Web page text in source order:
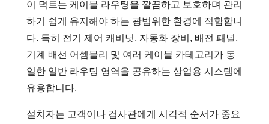
이 덕트는 케이블 라우팅을 깔끔하고 보호하며 관리
하기 쉽게 유지해야 하는 광범위한 환경에 적합합니
다. 특히 전기 제어 캐비닛, 자동화 장비, 배전 패널,
기계 배선 어셈블리 및 여러 케이블 카테고리가 동
일한 일반 라우팅 영역을 공유하는 상업용 시스템에
유용합니다.
설치자는 고객이나 검사관에게 시각적 순서가 중요